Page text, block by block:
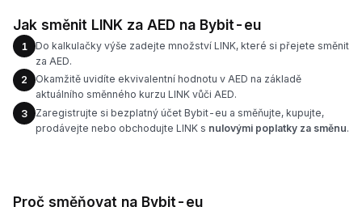
Jak směnit LINK za AED na Bybit-eu
1
Do kalkulačky výše zadejte množství LINK, které si přejete směnit
za AED.
2
Okamžitě uvidíte ekvivalentní hodnotu v AED na základě
aktuálního směnného kurzu LINK vůči AED.
3
Zaregistrujte si bezplatný účet Bybit-eu a směňujte, kupujte,
prodávejte nebo obchodujte LINK s nulovými poplatky za směnu.
Proč směňovat na Bybit-eu